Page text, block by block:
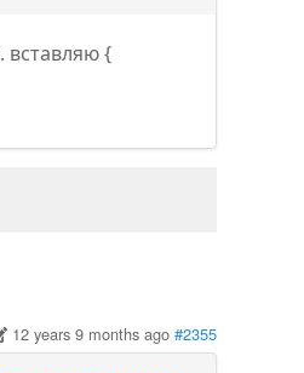
вставляю {
12 years 9 months ago #2355